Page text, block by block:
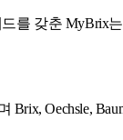
를 갖춘 MyBrix
Brix, Oechsle,